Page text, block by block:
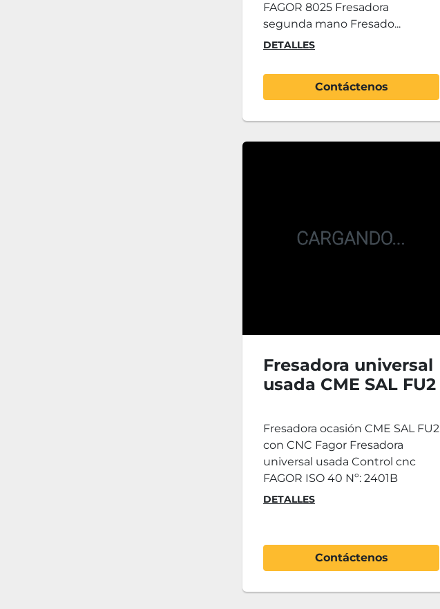
FAGOR 8025 Fresadora
segunda mano Fresado...
DETALLES
Contáctenos
Fresadora universal
usada CME SAL FU2
Fresadora ocasión CME SAL FU2
con CNC Fagor Fresadora
universal usada Control cnc
FAGOR ISO 40 Nº: 2401B
DETALLES
Contáctenos